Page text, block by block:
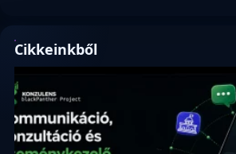
Cikkeinkből